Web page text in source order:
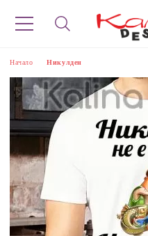
Начало Никулден